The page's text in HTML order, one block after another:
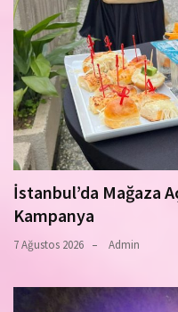
İstanbul’da Mağaza
Kampanya
7 Ağustos 2026 Admin